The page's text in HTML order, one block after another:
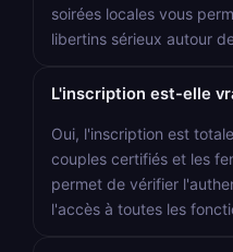
soirées locales vous
libertins sérieux autour
L'inscription est-elle
Oui, l'inscription est
couples certifiés et les
permet de vérifier
l'accès à toutes les